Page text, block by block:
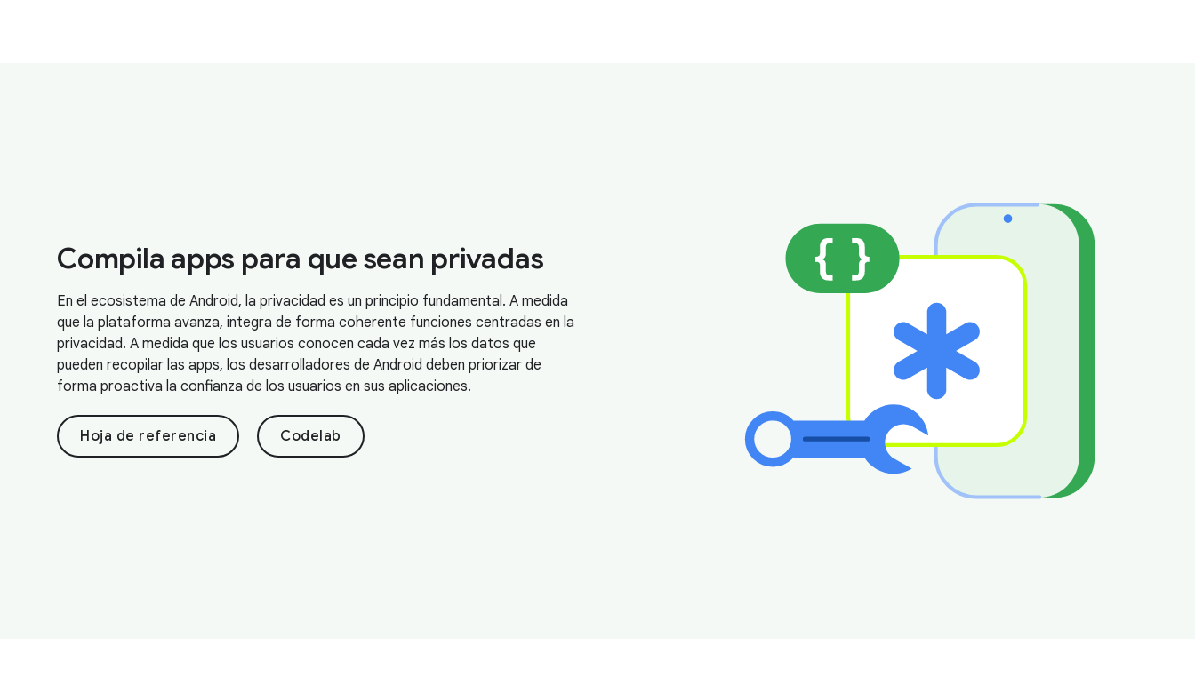
Compila apps para que sean privadas
En el ecosistema de Android, la privacidad es un principio fundamental. A medida
que la plataforma avanza, integra de forma coherente funciones centradas en la
privacidad. A medida que los usuarios conocen cada vez más los datos que
pueden recopilar las apps, los desarrolladores de Android deben priorizar de
forma proactiva la confianza de los usuarios en sus aplicaciones.
Hoja de referencia Codelab